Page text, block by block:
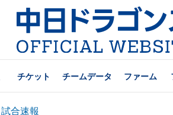
チケット チームデータ ファーム
試合速報